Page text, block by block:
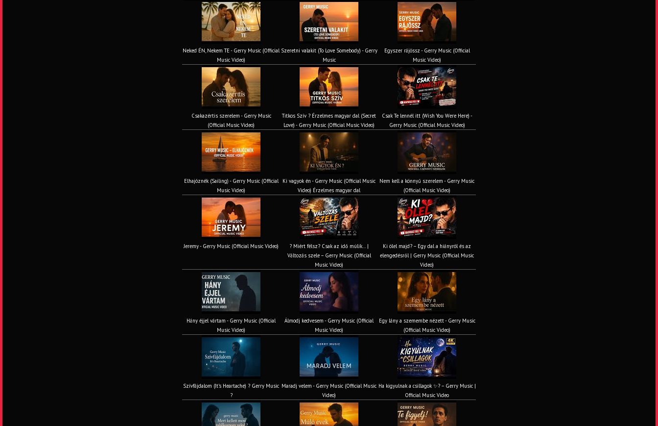
Neked ÉN, Nekem TE - Gerry Music (Official
Music Video)
Szeretni valakit (To Love Somebody) - Gerry
Music
Egyszer rájössz - Gerry Music (Official
Music Video)
Csakazértis szerelem - Gerry Music
(Official Music Video)
Titkos Szív ? Érzelmes magyar dal (Secret
Love) - Gerry Music (Official Music Video)
Csak Te lennél itt (Wish You Were Here) -
Gerry Music (Official Music Video)
Elhajóznék (Sailing) - Gerry Music (Official
Music Video)
Ki vagyok én - Gerry Music (Official Music
Video) Érzelmes magyar dal
Nem kell a könnyű szerelem - Gerry Music
(Official Music Video)
Jeremy - Gerry Music (Official Music Video)
? Miért félsz? Csak az idő múlik… |
Változás szele – Gerry Music (Official
Music Video)
Ki ölel majd? – Egy dal a hiányról és az
elengedésről | Gerry Music (Official Music
Video)
Hány éjjel vártam - Gerry Music (Official
Music Video)
Álmodj kedvesem - Gerry Music (Official
Music Video)
Egy lány a szemembe nézett - Gerry Music
(Official Music Video)
Szívfájdalom (It’s Heartache) ? Gerry Music
?
Maradj velem - Gerry Music (Official Music
Video)
Ha kigyulnak a csillagok ✨? – Gerry Music |
Official Music Video